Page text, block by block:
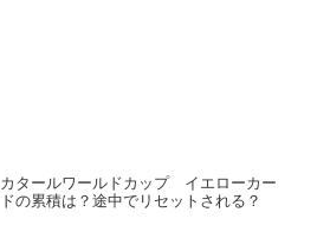
カタールワールドカップ イエローカー
ドの累積は？途中でリセットされる？